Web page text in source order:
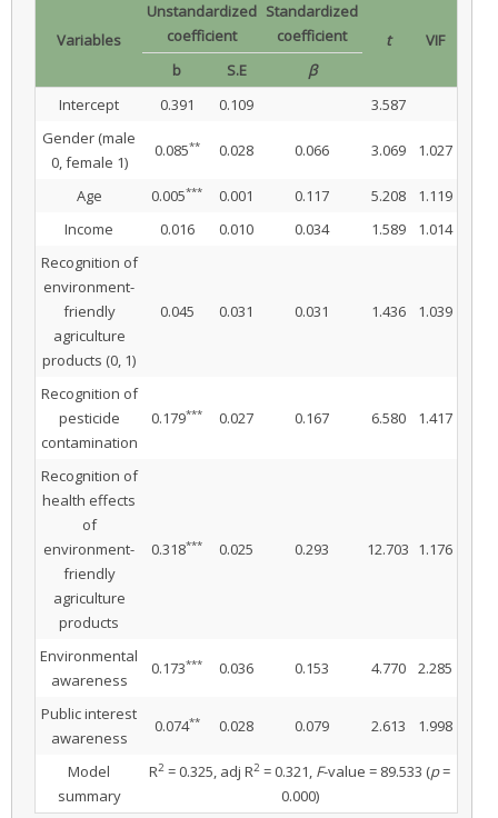
Variables
Unstandardized
coefficient
Standardized
coefficient
t
VIF
b
S.E
β
Intercept
0.391 0.109
3.587
Gender (male
0, female 1)
0.085** 0.028 0.066 3.069 1.027
Age 0.005*** 0.001 0.117 5.208
1.119
Income
0.016 0.010 0.034 1.589
1.014
Recognition of
environment-
friendly
agriculture
products (0, 1)
0.045 0.031 0.031 1.436 1.039
Recognition of
pesticide
contamination
0.179*** 0.027 0.167 6.580 1.417
Recognition of
health effects
of
environment-
friendly
agriculture
products
0.318*** 0.025 0.293 12.703 1.176
Environmental
awareness
0.173*** 0.036 0.153 4.770 2.285
Public interest
awareness
0.074** 0.028 0.079 2.613 1.998
Model
summary
R2 = 0.325, adj R2 = 0.321, F-value = 89.533 (p=
0.000)